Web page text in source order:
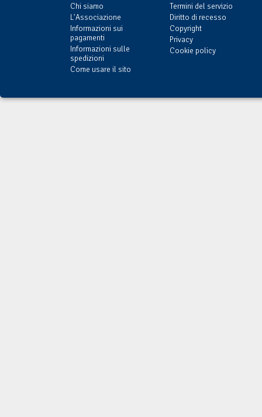
Chi siamo
L'Associazione
Informazioni sui
pagamenti
Informazioni sulle
spedizioni
Come usare il sito
Termini del servizio
Diritto di recesso
Copyright
Privacy
Cookie policy